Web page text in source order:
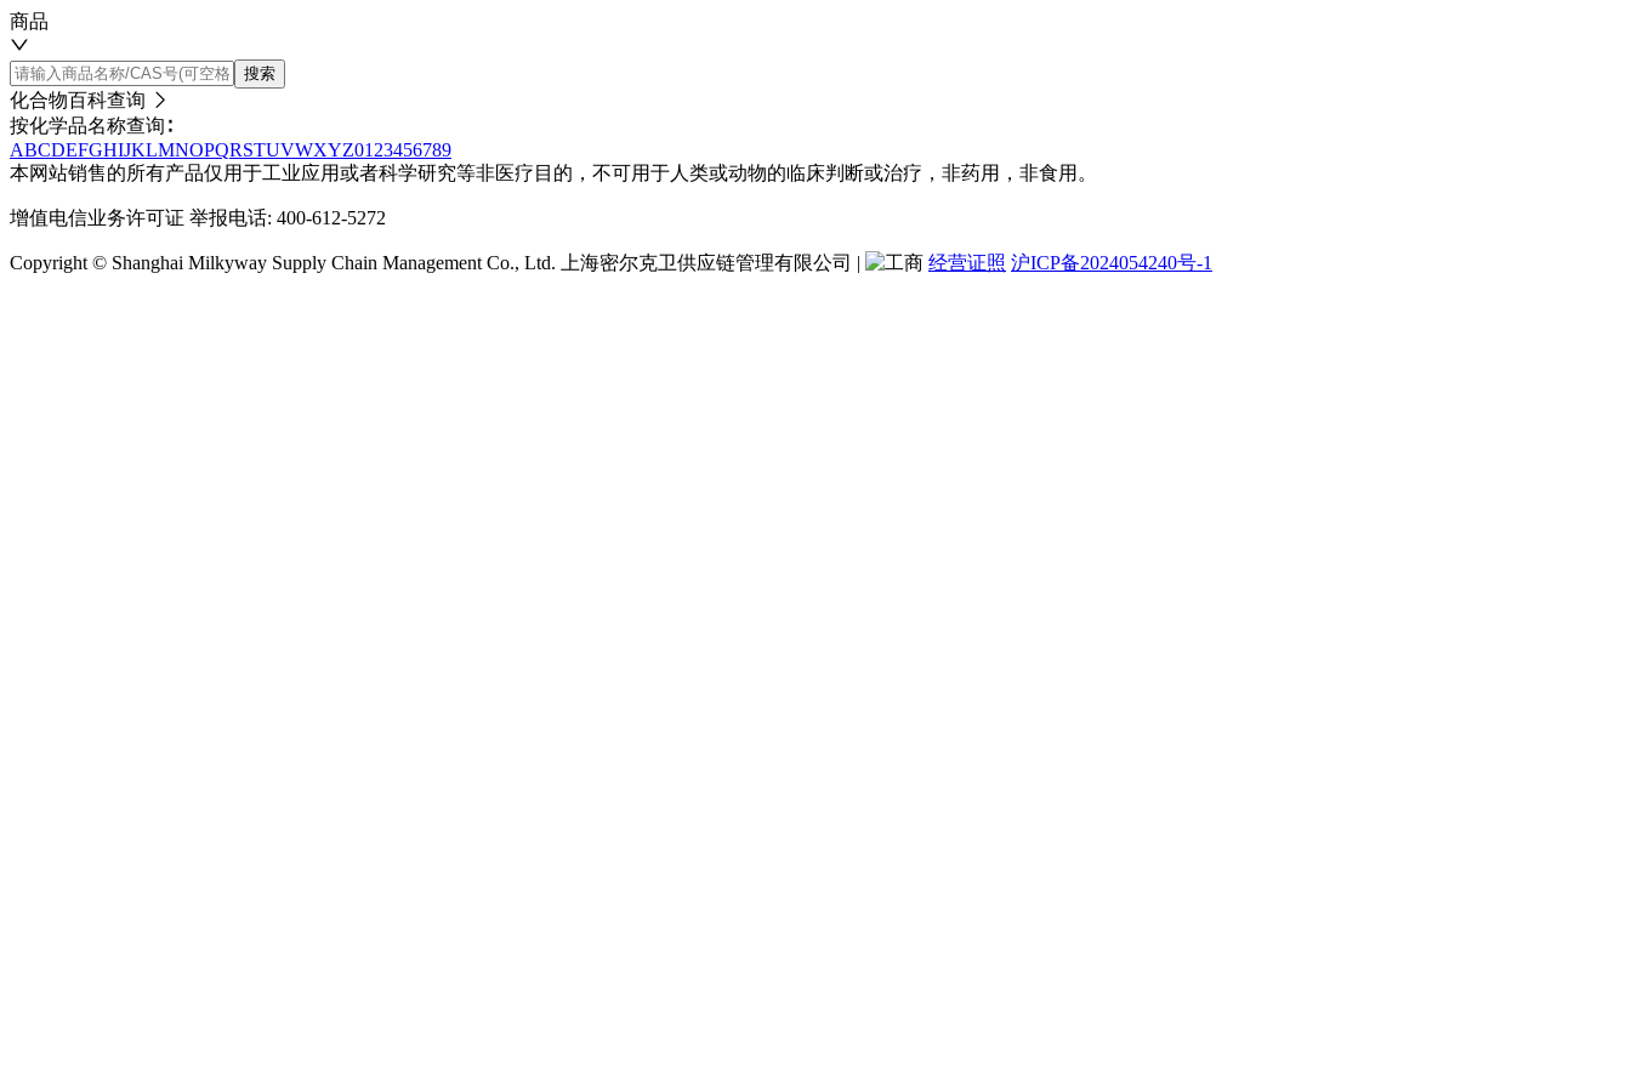
商品
搜索
化合物百科查询
按化学品名称查询∶
ABCDEFGHIJKLMNOPQRSTUVWXYZ01 23456789
本网站销售的所有产品仅用于工业应用或者科学研究等非医疗目的，不可用于人类或动物的临床判断或治疗，非药用，非食用。
增值电信业务许可证 举报电话: 400-612-5272
Copyright © Shanghai Milkyway Supply Chain Management Co., Ltd. 上海密尔克卫供应链管理有限公司 | 经营证照 沪ICP备2024054240号-1